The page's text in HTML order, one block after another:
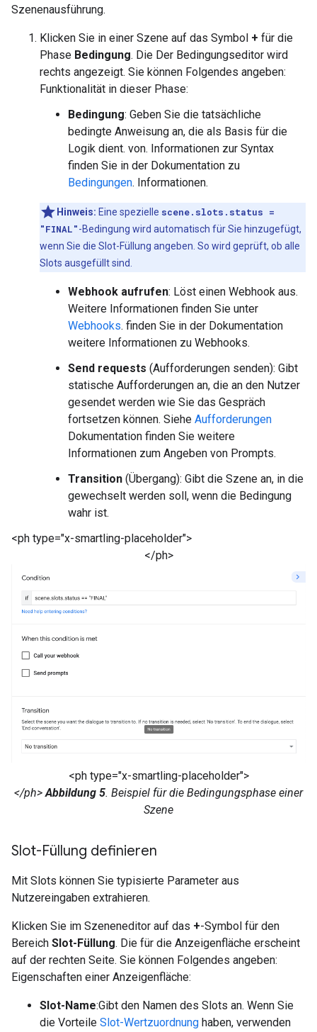
Szenenausführung.
Klicken Sie in einer Szene auf das Symbol + für die
Phase Bedingung. Die Der Bedingungseditor wird
rechts angezeigt. Sie können Folgendes angeben:
Funktionalität in dieser Phase:
Bedingung: Geben Sie die tatsächliche
bedingte Anweisung an, die als Basis für die
Logik dient. von. Informationen zur Syntax
finden Sie in der Dokumentation zu
Bedingungen. Informationen.
Hinweis: Eine spezielle scene.slots.status =
"FINAL"-Bedingung wird automatisch für Sie hinzugefügt,
wenn Sie die Slot-Füllung angeben. So wird geprüft, ob alle
Slots ausgefüllt sind.
Webhook aufrufen: Löst einen Webhook aus.
Weitere Informationen finden Sie unter
Webhooks. finden Sie in der Dokumentation
weitere Informationen zu Webhooks.
Send requests (Aufforderungen senden): Gibt
statische Aufforderungen an, die an den Nutzer
gesendet werden wie Sie das Gespräch
fortsetzen können. Siehe Aufforderungen
Dokumentation finden Sie weitere
Informationen zum Angeben von Prompts.
Transition (Übergang): Gibt die Szene an, in die
gewechselt werden soll, wenn die Bedingung
wahr ist.
<ph type="x-smartling-placeholder">
</ph>
<ph type="x-smartling-placeholder">
</ph>Abbildung 5. Beispiel für die Bedingungsphase einer
Szene
Slot-Füllung definieren
Mit Slots können Sie typisierte Parameter aus
Nutzereingaben extrahieren.
Klicken Sie im Szeneneditor auf das +-Symbol für den
Bereich Slot-Füllung. Die für die Anzeigenfläche erscheint
auf der rechten Seite. Sie können Folgendes angeben:
Eigenschaften einer Anzeigenfläche:
Slot-Name:Gibt den Namen des Slots an. Wenn Sie
die Vorteile Slot-Wertzuordnung haben, verwenden